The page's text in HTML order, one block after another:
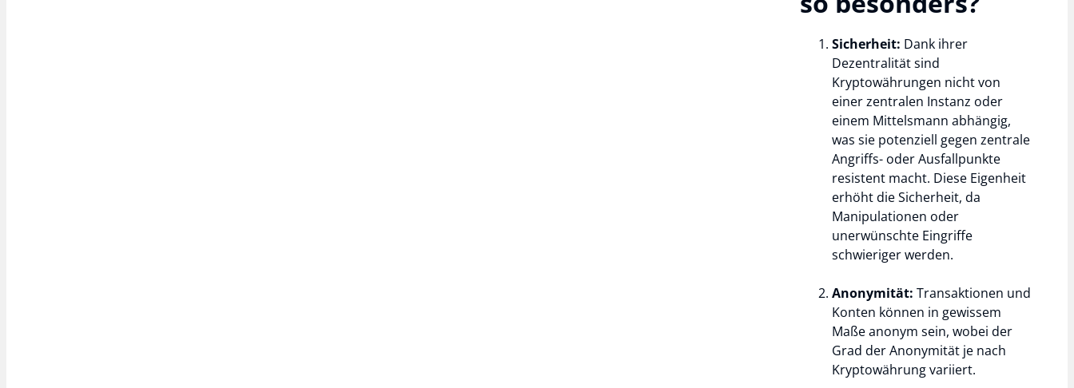
Sicherheit: Dank ihrer
Dezentralität sind
Kryptowährungen nicht von
einer zentralen Instanz oder
einem Mittelsmann abhängig,
was sie potenziell gegen zentrale
Angriffs- oder Ausfallpunkte
resistent macht. Diese Eigenheit
erhöht die Sicherheit, da
Manipulationen oder
unerwünschte Eingriffe
schwieriger werden.
Anonymität: Transaktionen und
Konten können in gewissem
Maße anonym sein, wobei der
Grad der Anonymität je nach
Kryptowährung variiert.